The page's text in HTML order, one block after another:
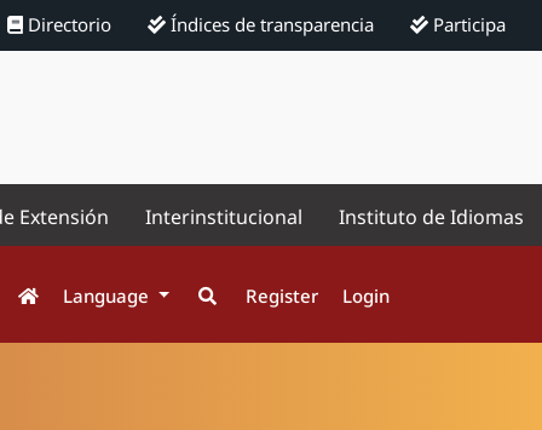
Directorio Índices de transparencia Participa
Extensión Interinstitucional Instituto de Idiomas
Language Register Login